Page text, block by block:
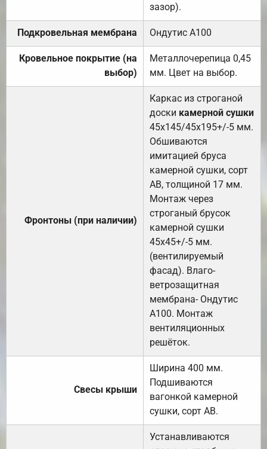
зазор).
Подкровельная мембрана Ондутис А100
Кровельное покрытие (на
выбор)
Металлочерепица 0,45
мм. Цвет на выбор.
Фронтоны (при наличии)
Каркас из строганой
доски камерной сушки
45х145/45х195+/-5 мм.
Обшиваются
имитацией бруса
камерной сушки, сорт
АВ, толщиной 17 мм.
Монтаж через
строганый брусок
камерной сушки
45х45+/-5 мм.
(вентилируемый
фасад). Влаго-
ветрозащитная
мембрана- Ондутис
А100. Монтаж
вентиляционных
решёток.
Свесы крыши
Ширина 400 мм.
Подшиваются
вагонкой камерной
сушки, сорт АВ.
Устанавливаются